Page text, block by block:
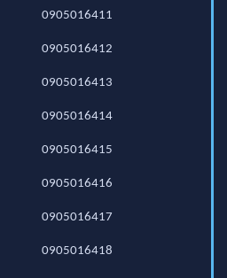
0905016411
0905016412
0905016413
0905016414
0905016415
0905016416
0905016417
0905016418